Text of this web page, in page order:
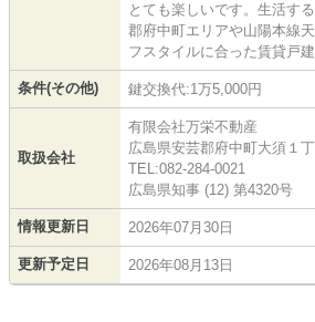
とても楽しいです。生活す
郡府中町エリアや山陽本線
フスタイルに合った賃貸戸
条件(その他) 鍵交換代:1万5,000円
取扱会社
有限会社万栄不動産
広島県安芸郡府中町大須１
TEL:082-284-0021
広島県知事 (12) 第4320号
情報更新日 2026年07月30日
更新予定日 2026年08月13日